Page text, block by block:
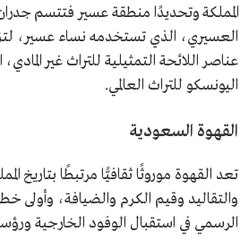
المملكة وتحديدًا منطقة عسير فتتسم
العسيري، الذي تستخدمه نساء عسير،
عناصر اللائحة التمثيلية للتراث غير
اليونسكو للتراث العالمي.
القهوة السعودية
تعد القهوة موروثًا ثقافيًّا مرتبطًا بتاريخ
والتقاليد وقيم الكرم والضيافة، وأولى
الرسمي في استقبال الوفود الخارجية